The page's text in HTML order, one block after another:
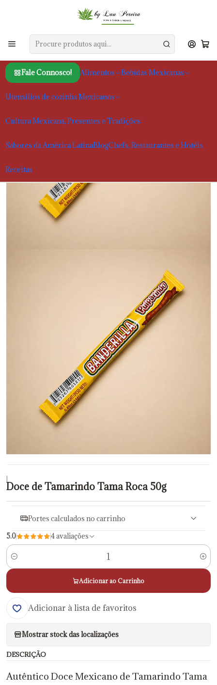
Fale Connosco! Alimentos Bebidas Mexicanas
Utensílios de cozinha Mexicanos
Cultura Mexicana, Presentes e Tradições
Sabores da América LatinaBlogChefs, Restaurantes e Hotéis
Receitas
Alimentos Snacks e doces
Doce de Tamarindo Tama Roca 50g
|
Doce de Tamarindo Tama Roca 50g
Portes calculados no carrinho
5.0 4 avaliações
Quantidade
Adicionar ao Carrinho
Adicionar à lista de favoritos
Mostrar stock das localizações
DESCRIÇÃO
Autêntico Doce Mexicano de Tamarindo Tama